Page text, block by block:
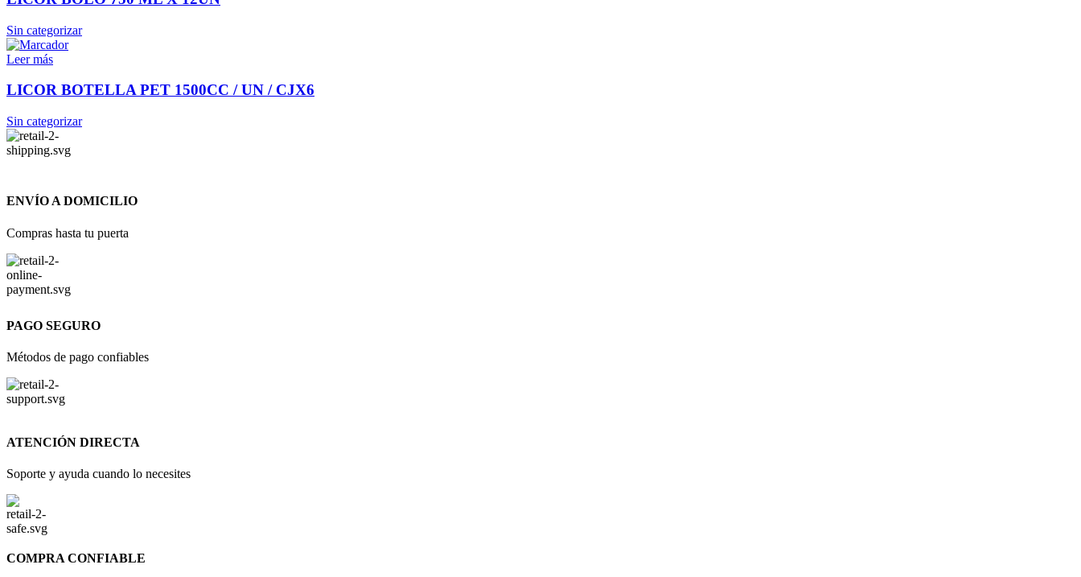
Sin categorizar
Leer más
LICOR BOTELLA PET 1500CC / UN / CJX6
Sin categorizar
ENVÍO A DOMICILIO
Compras hasta tu puerta
PAGO SEGURO
Métodos de pago confiables
ATENCIÓN DIRECTA
Soporte y ayuda cuando lo necesites
COMPRA CONFIABLE